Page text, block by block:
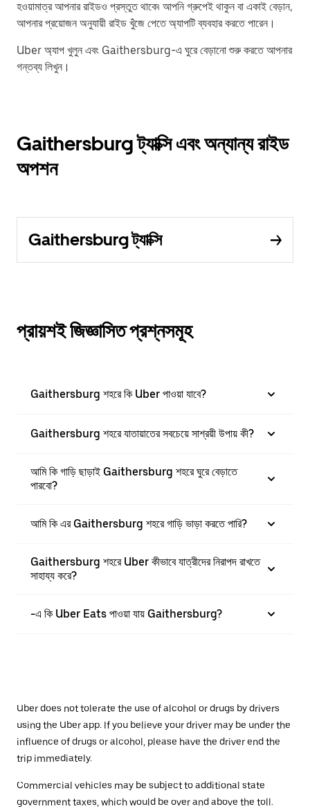
হওয়ামাত্র আপনার রাইডও প্রস্তুত থাকে৷ আপনি গ্রুপেই থাকুন বা একাই বেড়ান,
আপনার প্রয়োজন অনুযায়ী রাইড খুঁজে পেতে অ্যাপটি ব্যবহার করতে পারেন।
Uber অ্যাপ খুলুন এবং Gaithersburg-এ ঘুরে বেড়ানো শুরু করতে আপনার
গন্তব্য লিখুন।
Gaithersburg ট্যাক্সি এবং অন্যান্য রাইড
অপশন
Gaithersburg ট্যাক্সি
প্রায়শই জিজ্ঞাসিত প্রশ্নসমূহ
Gaithersburg শহরে কি Uber পাওয়া যাবে?
Gaithersburg শহরে যাতায়াতের সবচেয়ে সাশ্রয়ী উপায় কী?
আমি কি গাড়ি ছাড়াই Gaithersburg শহরে ঘুরে বেড়াতে
পারবো?
আমি কি এর Gaithersburg শহরে গাড়ি ভাড়া করতে পারি?
Gaithersburg শহরে Uber কীভাবে যাত্রীদের নিরাপদ রাখতে
সাহায্য করে?
-এ কি Uber Eats পাওয়া যায় Gaithersburg?
Uber does not tolerate the use of alcohol or drugs by drivers
using the Uber app. If you believe your driver may be under the
influence of drugs or alcohol, please have the driver end the
trip immediately.
Commercial vehicles may be subject to additional state
government taxes, which would be over and above the toll.